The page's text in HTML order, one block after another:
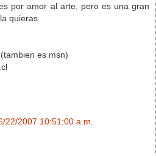
por amor al arte, pero es una gran
quieras
es msn)
22/2007 10:51:00 a.m.